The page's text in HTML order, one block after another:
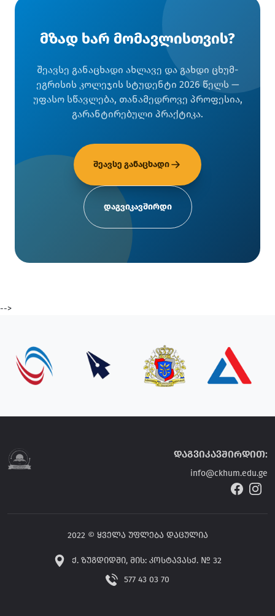
მზად ხარ მომავლისთვის?
შეავსე განაცხადი ახლავე და გახდი ცხუმ-
ეგრისის კოლეჯის სტუდენტი 2026 წელს —
უფასო სწავლება, თანამედროვე პროფესია,
გარანტირებული პრაქტიკა.
შეავსე განაცხადი
დაგვიკავშირდი
-->
დაგვიკავშირდით:
info@ckhum.edu.ge
2022 © ყველა უფლება დაცულია
ქ. ზუგდიდში, მის: კოსტავასქ. № 32
577 43 03 70